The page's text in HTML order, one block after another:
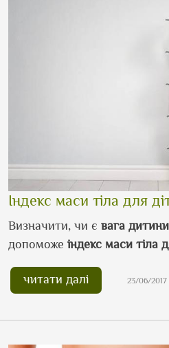
Індекс маси тіла для
Визначити, чи є вага дитини
допоможе індекс маси тіла
читати далі 23/06/2017